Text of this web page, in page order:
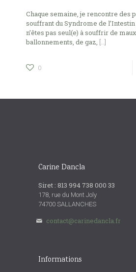
Chaque semaine, je rencontre des
souffrant du Syndrome de
n’êtes pas seul(e) à souffrir de
ballonnements, de gaz, […]
0
Carine Dancla
Siret : 813 994 738 000 33
178, rue du Mont Joly
74700 SALLANCHES
contact@carinedancla.fr
Informations